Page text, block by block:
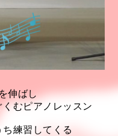
伸ばし
くむピアノレッスン
練習してくる